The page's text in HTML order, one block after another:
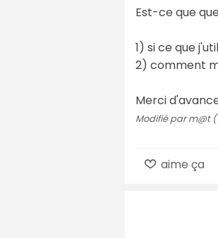
Est-ce que
1) si ce que
2) comment
Merci
Modifié par m@t
aime ça